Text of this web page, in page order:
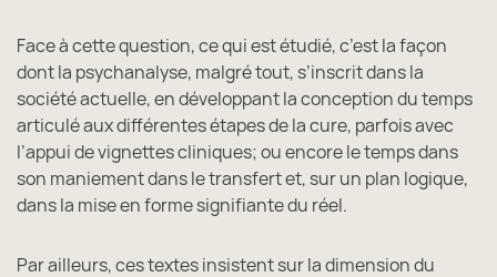
Face à cette question, ce qui est étudié, c’est la façon
dont la psychanalyse, malgré tout, s’inscrit dans la
société actuelle, en développant la conception du temps
articulé aux différentes étapes de la cure, parfois avec
l’appui de vignettes cliniques; ou encore le temps dans
son maniement dans le transfert et, sur un plan logique,
dans la mise en forme signifiante du réel.
Par ailleurs, ces textes insistent sur la dimension du